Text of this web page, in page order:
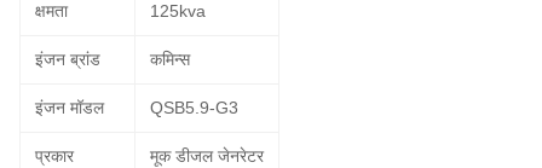
क्षमता 125kva
इंजन ब्रांड कमिन्स
इंजन मॉडल QSB5.9-G3
प्रकार मूक डीजल जेनरेटर